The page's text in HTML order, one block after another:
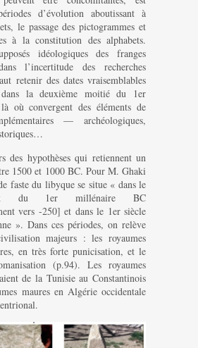
d’évolution aboutissant à
le passage des pictogrammes et
à la constitution des alphabets.
idéologiques des franges
l’incertitude des recherches
retenir des dates vraisemblables
la deuxième moitié du 1er
où convergent des éléments de
— archéologiques,
des hypothèses qui retiennent un
1500 et 1000 BC. Pour M. Ghaki
faste du libyque se situe « dans le
du 1er millénaire BC
vers -250] et dans le 1er siècle
». Dans ces périodes, on relève
majeurs : les royaumes
en très forte punicisation, et le
(p.94). Les royaumes
de la Tunisie au Constantinois
maures en Algérie occidentale